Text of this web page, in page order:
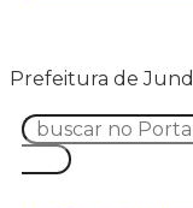
Prefeitura de